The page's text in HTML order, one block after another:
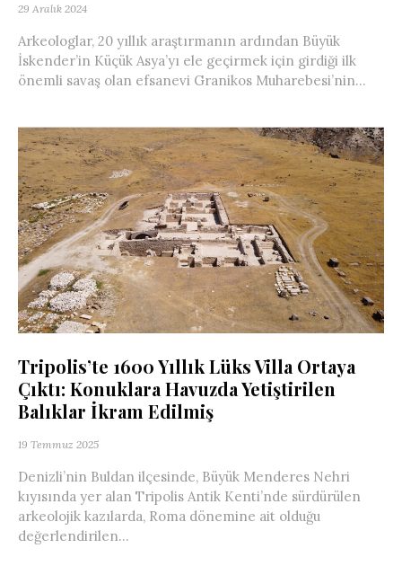
29 Aralık 2024
Arkeologlar, 20 yıllık araştırmanın ardından Büyük
İskender’in Küçük Asya’yı ele geçirmek için girdiği ilk
önemli savaş olan efsanevi Granikos Muharebesi’nin...
Tripolis’te 1600 Yıllık Lüks Villa Ortaya
Çıktı: Konuklara Havuzda Yetiştirilen
Balıklar İkram Edilmiş
19 Temmuz 2025
Denizli’nin Buldan ilçesinde, Büyük Menderes Nehri
kıyısında yer alan Tripolis Antik Kenti’nde sürdürülen
arkeolojik kazılarda, Roma dönemine ait olduğu
değerlendirilen...